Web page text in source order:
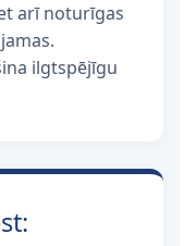
arī noturīgas
ilgtspējīgu